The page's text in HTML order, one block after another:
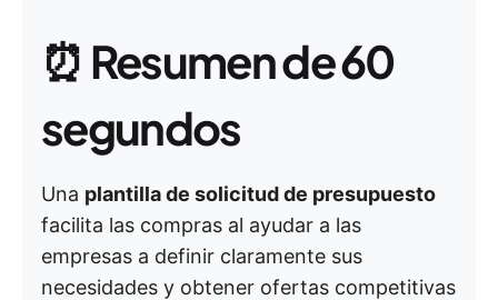
⏰ Resumen de 60
segundos
Una plantilla de solicitud de presupuesto
facilita las compras al ayudar a las
empresas a definir claramente sus
necesidades y obtener ofertas competitivas